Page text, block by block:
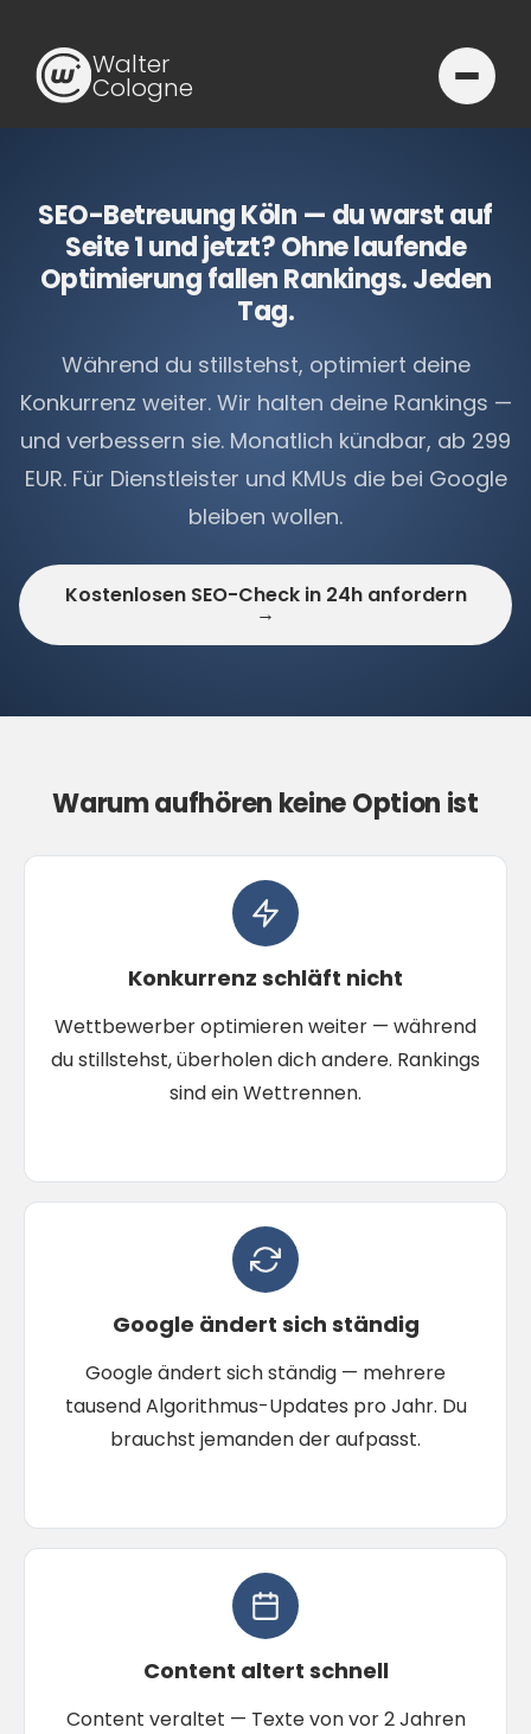
Walter
Cologne
SEO-Betreuung Köln — du warst auf
Seite 1 und jetzt? Ohne laufende
Optimierung fallen Rankings. Jeden
Tag.
Während du stillstehst, optimiert deine
Konkurrenz weiter. Wir halten deine Rankings —
und verbessern sie. Monatlich kündbar, ab 299
EUR. Für Dienstleister und KMUs die bei Google
bleiben wollen.
Kostenlosen SEO-Check in 24h anfordern
→
Warum aufhören keine Option ist
Konkurrenz schläft nicht
Wettbewerber optimieren weiter — während
du stillstehst, überholen dich andere. Rankings
sind ein Wettrennen.
Google ändert sich ständig
Google ändert sich ständig — mehrere
tausend Algorithmus-Updates pro Jahr. Du
brauchst jemanden der aufpasst.
Content altert schnell
Content veraltet — Texte von vor 2 Jahren